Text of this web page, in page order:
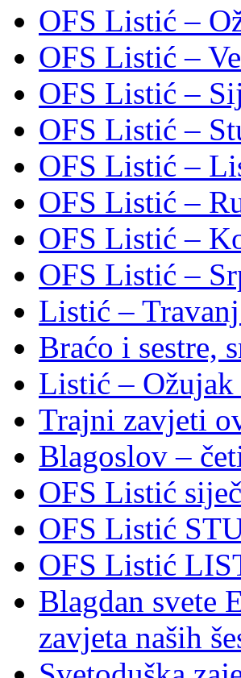
OFS Listić –
OFS Listić –
OFS Listić –
OFS Listić –
OFS Listić –
OFS Listić –
OFS Listić –
OFS Listić –
Listić –
Braćo i sestre,
Listić – Ožujak
Trajni zavjeti
Blagoslov –
OFS Listić
OFS Listić
OFS Listić
Blagdan svete
zavjeta naših